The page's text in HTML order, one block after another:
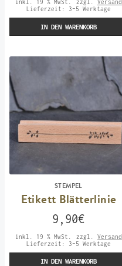
inkl. 19 % MwSt. zzgl. Versand
Lieferzeit: 3-5 Werktage
IN DEN WARENKORB
STEMPEL
Etikett Blätterlinie
9,90€
inkl. 19 % MwSt. zzgl. Versand
Lieferzeit: 3-5 Werktage
IN DEN WARENKORB